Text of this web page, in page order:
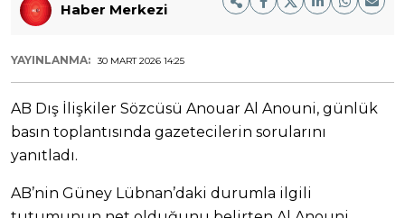
Haber Merkezi
YAYINLANMA: 30 MART 2026 14:25
AB Dış İlişkiler Sözcüsü Anouar Al Anouni, günlük
basın toplantısında gazetecilerin sorularını
yanıtladı.
AB’nin Güney Lübnan’daki durumla ilgili